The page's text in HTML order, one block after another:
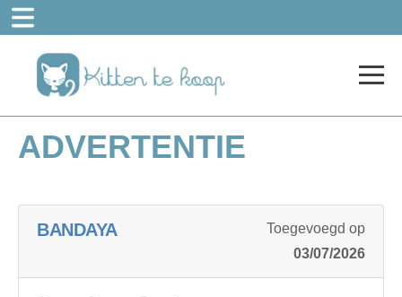
ADVERTENTIE
BANDAYA
Toegevoegd op
03/07/2026